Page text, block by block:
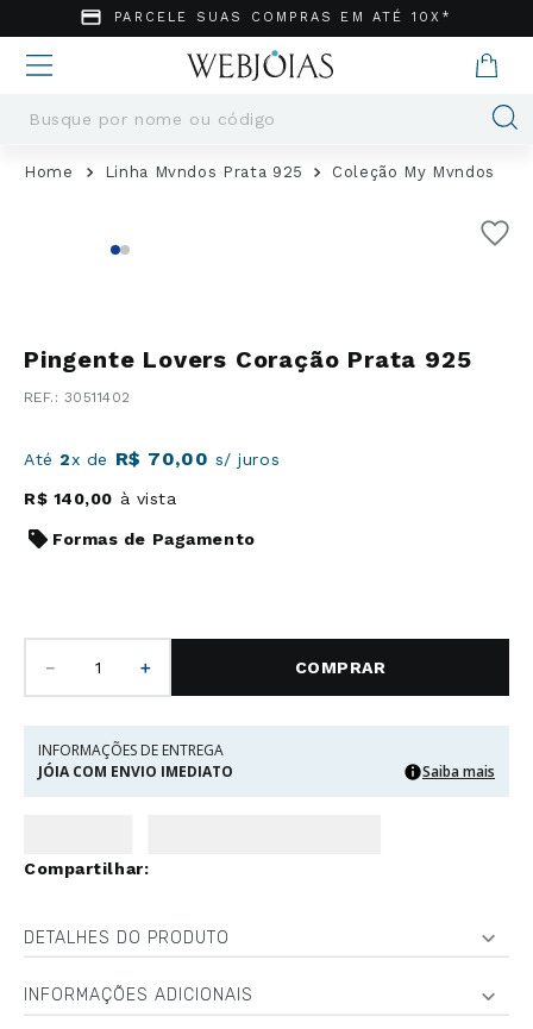
PARCELE SUAS COMPRAS EM ATÉ 10X*
Busque por nome ou código
Linha Mvndos Prata 925 Coleção My Mvndos
Pingente Lovers Coração Prata 925
: 30511402
Até 2x de R$ 70,00 s/ juros
R$ 140,00 à vista
Formas de Pagamento
＋
－ COMPRAR
INFORMAÇÕES DE ENTREGA
JÓIA COM ENVIO IMEDIATO
Saiba mais
DETALHES DO PRODUTO
INFORMAÇÕES ADICIONAIS
Termos mais buscados
6º
Argola
7º
Casamento
9º
Pingente
10 º Corrente